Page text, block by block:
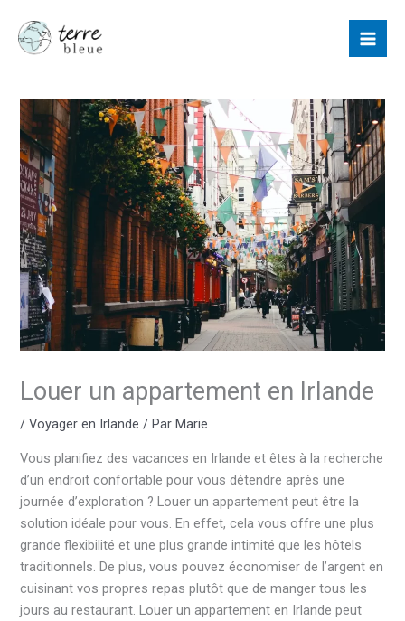
contenu
Louer un appartement en Irlande
/Voyager en Irlande / ParMarie
Vous planifiez des vacances en Irlande et êtes à la recherche
d’un endroit confortable pour vous détendre après une
journée d’exploration ? Louer un appartement peut être la
solution idéale pour vous. En effet, cela vous offre une plus
grande flexibilité et une plus grande intimité que les hôtels
traditionnels. De plus, vous pouvez économiser de l’argent en
cuisinant vos propres repas plutôt que de manger tous les
jours au restaurant. Louer un appartement en Irlande peut